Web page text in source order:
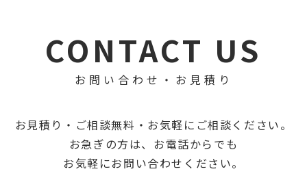
CONTACT US
お問い合わせ・お見積り
お見積り・ご相談無料・お気軽にご相談ください。
お急ぎの方は、お電話からでも
お気軽にお問い合わせください。